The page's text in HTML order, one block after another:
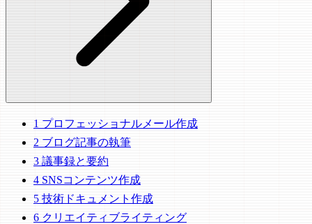
1 プロフェッショナルメール作成
2 ブログ記事の執筆
3 議事録と要約
4 SNSコンテンツ作成
5 技術ドキュメント作成
6 クリエイティブライティング